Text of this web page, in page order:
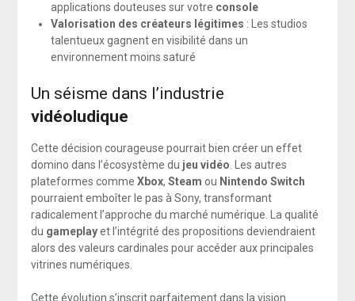
applications douteuses sur votre console
Valorisation des créateurs légitimes : Les studios
talentueux gagnent en visibilité dans un
environnement moins saturé
Un séisme dans l’industrie
vidéoludique
Cette décision courageuse pourrait bien créer un effet
domino dans l’écosystème du jeu vidéo. Les autres
plateformes comme Xbox, Steam ou Nintendo Switch
pourraient emboîter le pas à Sony, transformant
radicalement l’approche du marché numérique. La qualité
du gameplayet l’intégrité des propositions deviendraient
alors des valeurs cardinales pour accéder aux principales
vitrines numériques.
Cette évolution s’inscrit parfaitement dans la vision